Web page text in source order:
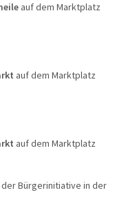
auf dem Marktplatz
auf dem Marktplatz
auf dem Marktplatz
der Bürgerinitiative in der